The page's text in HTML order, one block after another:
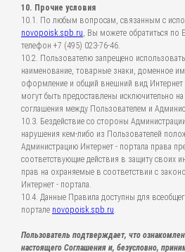
10. Прочие условия
10.1. По любым вопросам, связанным с
novopoisk.spb.ru, Вы можете обратиться по
телефон +7 (495) 023-76-46.
10.2. Пользователю запрещено
наименование, товарные знаки, доменное
оформление и общий внешний вид Интернет
могут быть предоставлены исключительно
соглашения между Пользователем и
10.3. Бездействие со стороны
нарушения кем-либо из Пользователей
Администрацию Интернет - портала права
соответствующие действия в защиту своих
прав на охраняемые в соответствии с
Интернет - портала.
10.4. Данные Правила доступны для
портале novopoisk.spb.ru.
Пользователь подтверждает, что
настоящего Соглашения и, безусловно,